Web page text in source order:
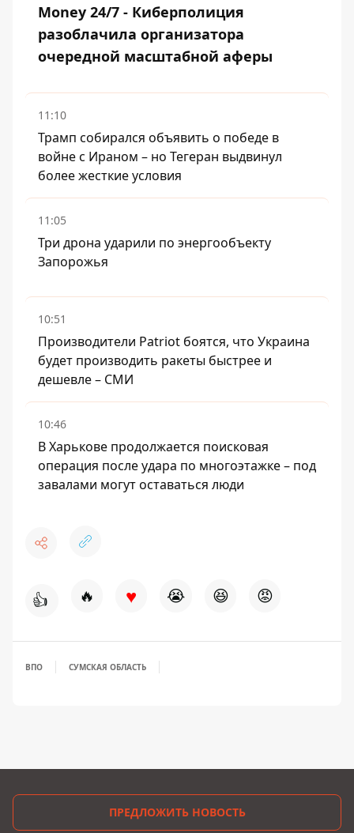
Money 24/7 - Киберполиция
разоблачила организатора
очередной масштабной аферы
11:10
Трамп собирался объявить о победе в
войне с Ираном – но Тегеран выдвинул
более жесткие условия
11:05
Три дрона ударили по энергообъекту
Запорожья
10:51
Производители Patriot боятся, что Украина
будет производить ракеты быстрее и
дешевле – СМИ
10:46
В Харькове продолжается поисковая
операция после удара по многоэтажке – под
завалами могут оставаться люди
👍 🔥 ♥ 😭 😆 😡
ВПО СУМСКАЯ ОБЛАСТЬ
ПРЕДЛОЖИТЬ НОВОСТЬ